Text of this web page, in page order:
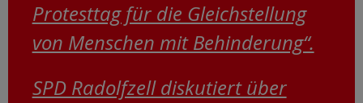
Protesttag für die Gleichstellung
von Menschen mit Behinderung“.
SPD Radolfzell diskutiert über